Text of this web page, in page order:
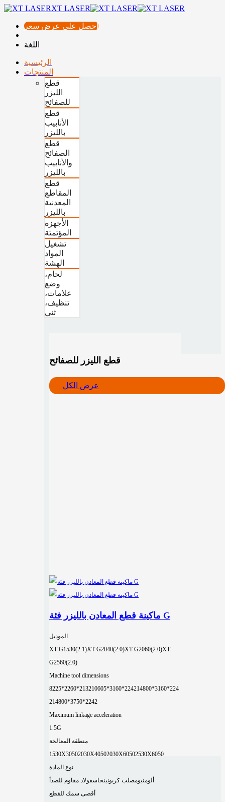
XT LASER
احصل على عرض سعر
اللغة
الرئيسية
المنتجات
قطع
الليزر
للصفائح
قطع
الأنابيب
بالليزر
قطع
الصفائح
والأنابيب
بالليزر
قطع
المقاطع
المعدنية
بالليزر
الأجهزة
المؤتمتة
تشغيل
المواد
الهشة
لحام،
وضع
علامات،
تنظيف،
ثني
قطع الليزر للصفائح
عرض الكل
ماكينة قطع المعادن بالليزر فئة G
الموديل
XT-G1530(2.1)XT-G2040(2.0)XT-G2060(2.0)XT-
G2560(2.0)
Machine tool dimensions
8225*2260*213210605*3160*224214800*3160*224
214800*3750*2242
Maximum linkage acceleration
1.5G
منطقة المعالجة
1530X30502030X40502030X60502530X6050
نوع المادة
ألومنيومصلب كربونينحاسفولاذ مقاوم للصدأ
أقصى سمك للقطع